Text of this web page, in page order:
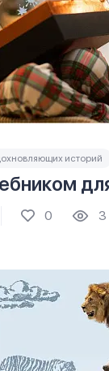
историй
0 3